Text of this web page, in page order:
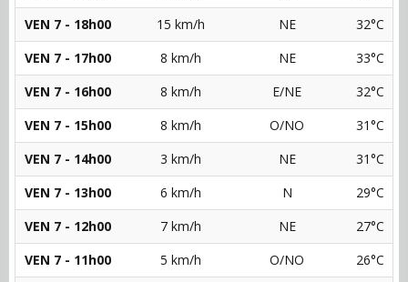
VEN 7 - 18h00
15 km/h NE
32°C
VEN 7 - 17h00
8 km/h NE
33°C
VEN 7 - 16h00
8 km/h E/NE
32°C
VEN 7 - 15h00
8 km/h O/NO
31°C
VEN 7 - 14h00
3 km/h NE
31°C
VEN 7 - 13h00
6 km/h N
29°C
VEN 7 - 12h00
7 km/h NE
27°C
VEN 7 - 11h00
5 km/h O/NO
26°C